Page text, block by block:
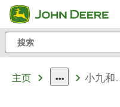
跳
至
主
内
容
搜
索
主页
dropdown
小九和孙文明